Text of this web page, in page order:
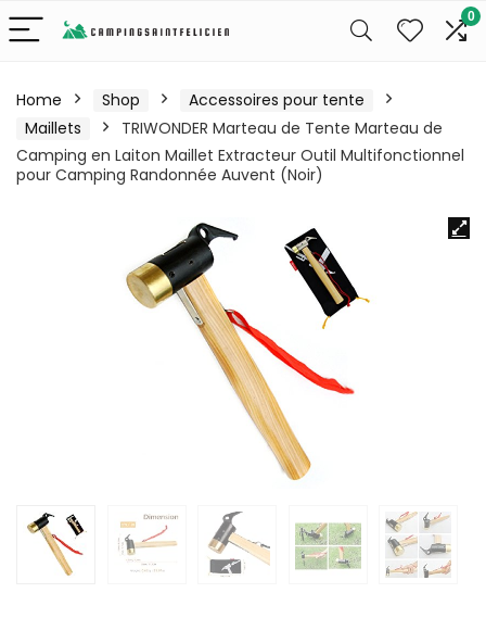
0
Home Shop
Accessoires pour tente
Maillets
TRIWONDER Marteau de Tente Marteau de
Camping en Laiton Maillet Extracteur Outil Multifonctionnel
pour Camping Randonnée Auvent (Noir)